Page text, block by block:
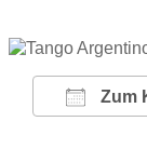
Zum
ICS